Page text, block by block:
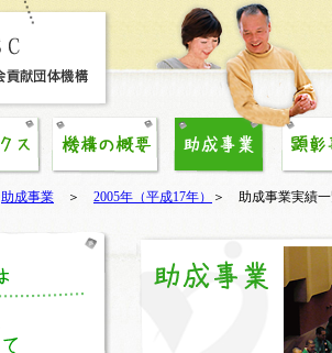
助成事業 ＞ 2005年（平成17年） ＞ 助成事業実績